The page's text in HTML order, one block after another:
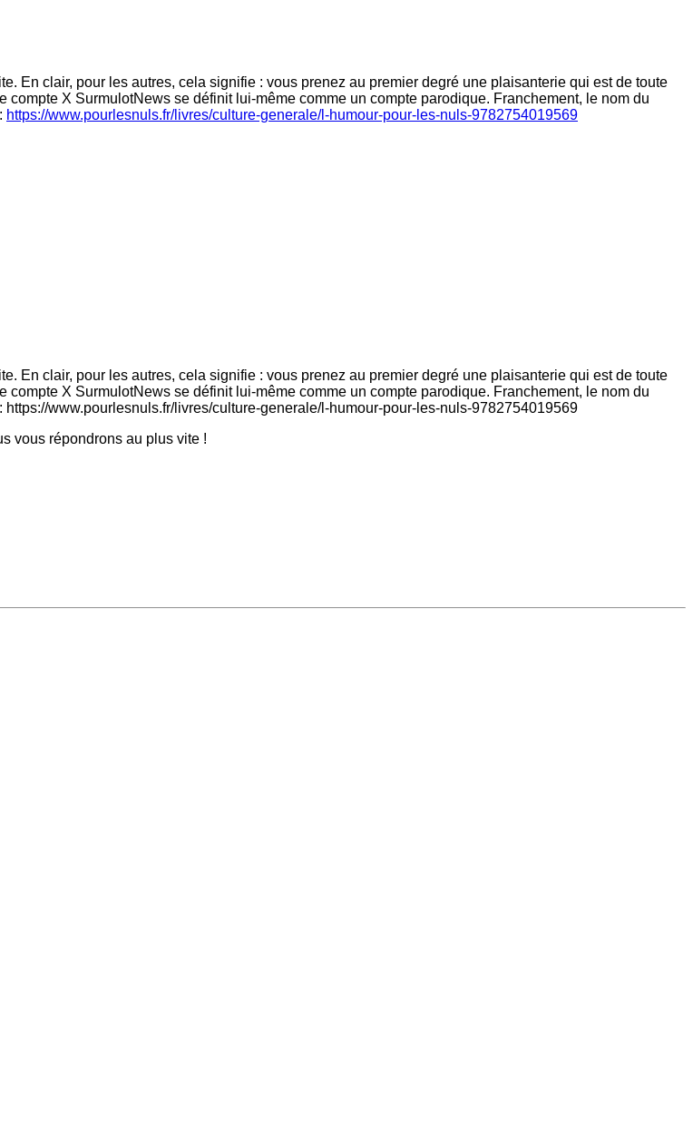
En clair, pour les autres, cela signifie : vous prenez au premier degré une plaisanterie qui est de toute
X SurmulotNews se définit lui-même comme un compte parodique. Franchement, le nom du
https://www.pourlesnuls.fr/livres/culture-generale/l-humour-pour-les-nuls-9782754019569
En clair, pour les autres, cela signifie : vous prenez au premier degré une plaisanterie qui est de toute
X SurmulotNews se définit lui-même comme un compte parodique. Franchement, le nom du
www.pourlesnuls.fr/livres/culture-generale/l-humour-pour-les-nuls-9782754019569
vous répondrons au plus vite !